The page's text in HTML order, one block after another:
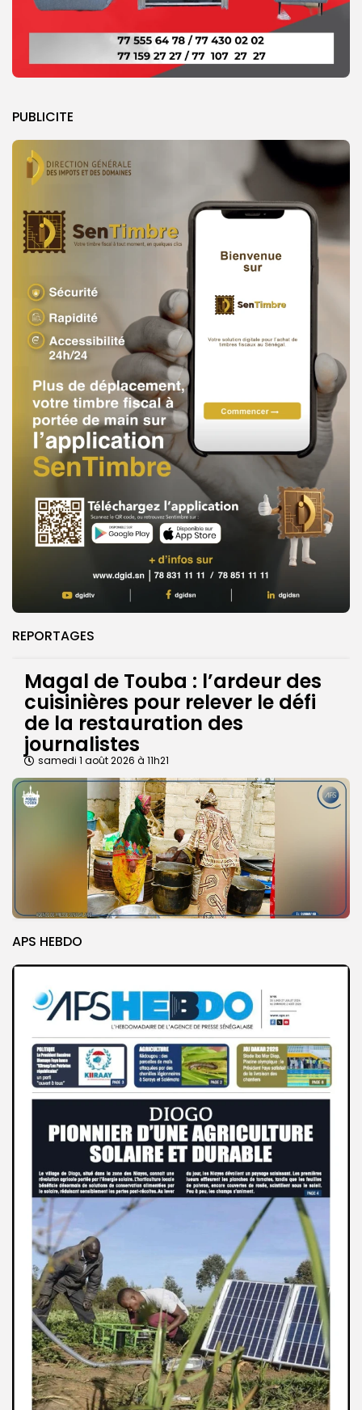
PUBLICITE
REPORTAGES
Magal de Touba : l’ardeur des
cuisinières pour relever le défi
de la restauration des
journalistes
samedi 1 août 2026 à 11h21
APS HEBDO